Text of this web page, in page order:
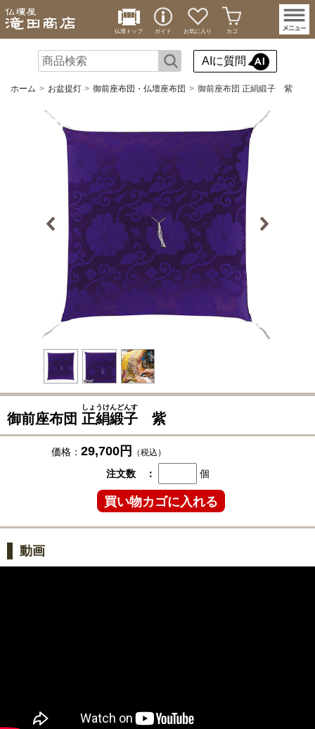
仏壇トップ ガイド お気に入り カゴ
AIに質問
ホーム お盆提灯 御前座布団・仏壇座布団 御前座布団 正絹緞子 紫
御前座布団 正絹緞子
しょうけんどんす
紫
価格： 29,700円 （税込）
注文数 ： 個
動画